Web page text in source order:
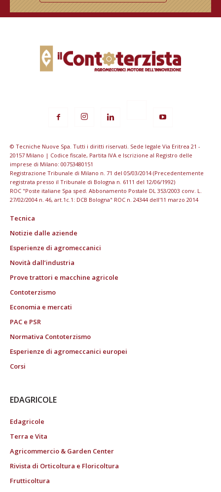
© Tecniche Nuove Spa. Tutti i diritti riservati. Sede legale Via Eritrea 21 -
20157 Milano | Codice fiscale, Partita IVA e Iscrizione al Registro delle
imprese di Milano: 00753480151
Registrazione Tribunale di Milano n. 71 del 05/03/2014 (Precedentemente
registrata presso il Tribunale di Bologna n. 6111 del 12/06/1992)
ROC "Poste italiane Spa sped. Abbonamento Postale DL 353/2003 conv. L.
27/02/2004 n. 46, art.1c.1: DCB Bologna" ROC n. 24344 dell'11 marzo 2014
Tecnica
Notizie dalle aziende
Esperienze di agromeccanici
Novità dall’industria
Prove trattori e macchine agricole
Contoterzismo
Economia e mercati
PAC e PSR
Normativa Contoterzismo
Esperienze di agromeccanici europei
Corsi
EDAGRICOLE
Edagricole
Terra e Vita
Agricommercio & Garden Center
Rivista di Orticoltura e Floricoltura
Frutticoltura